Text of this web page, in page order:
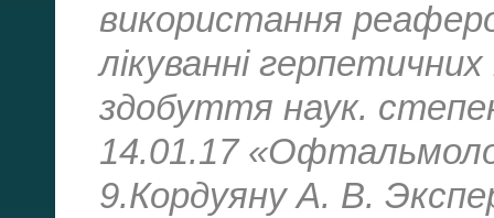
використання
лікуванні
здобуття наук.
14.01.17
9.Кордуяну А. В.